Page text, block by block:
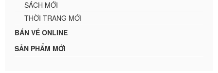
SÁCH MỚI
THỜI TRANG MỚI
BÁN VÉ ONLINE
SẢN PHẨM MỚI